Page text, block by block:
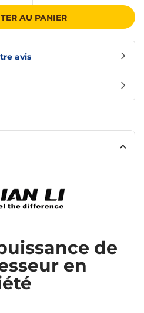
avis
AU PANIER
de
en